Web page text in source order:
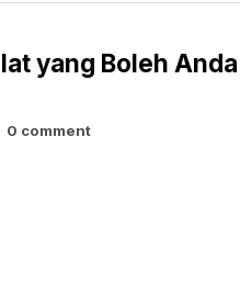
yang Boleh Anda
0 comment